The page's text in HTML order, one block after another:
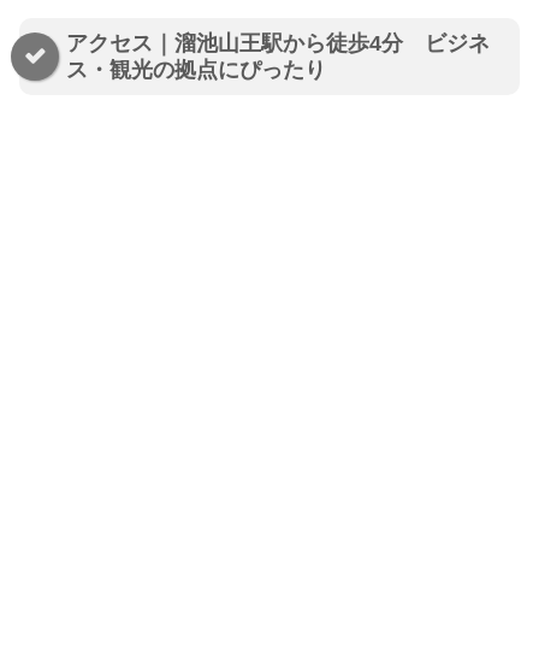
アクセス｜溜池山王駅から徒歩4分 ビジネ
ス・観光の拠点にぴったり